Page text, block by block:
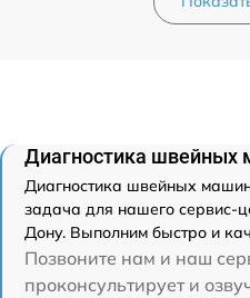
Диагностика швейных
Диагностика швейных
задача для нашего сервис-
Дону. Выполним быстро и
Позвоните нам и наш
проконсультирует и